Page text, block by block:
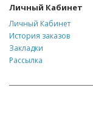
Личный Кабинет
Личный Кабинет
История заказов
Закладки
Рассылка